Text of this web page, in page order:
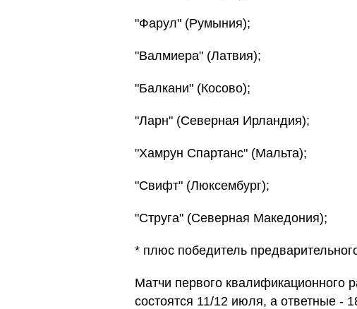
"Фарул" (Румыния);
"Валмиера" (Латвия);
"Балкани" (Косово);
"Ларн" (Северная Ирландия);
"Хамрун Спартанс" (Мальта);
"Свифт" (Люксембург);
"Струга" (Северная Македония);
* плюс победитель
Матчи первого квалификационного
состоятся 11/12 июля, а ответные -